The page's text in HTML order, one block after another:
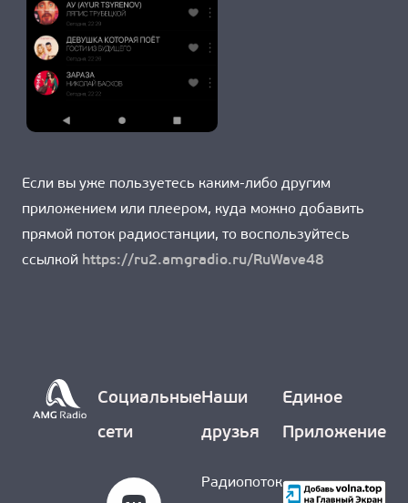
Если вы уже пользуетесь каким-либо другим
приложением или плеером, куда можно добавить
прямой поток радиостанции, то воспользуйтесь
ссылкой https://ru2.amgradio.ru/RuWave48
Социальные
сети
Наши
друзья
Радиопоток
Единое
Приложение